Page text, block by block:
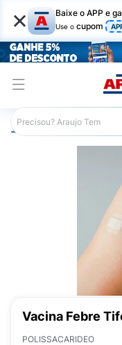
× Baixe o APP e
Use o cupom
Araujo
Vacina Febre
POLISSACARIDEO